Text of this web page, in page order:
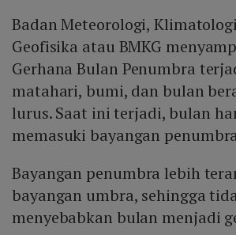
Badan Meteorologi,
Geofisika atau BMKG
Gerhana Bulan Penumbra
matahari, bumi, dan bulan
lurus. Saat ini terjadi, bulan
memasuki bayangan
Bayangan penumbra lebih
bayangan umbra, sehingga
menyebabkan bulan menjadi